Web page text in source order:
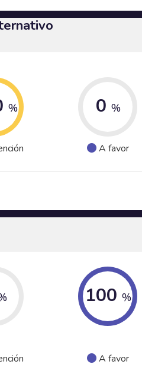
% 0 %
A favor
100 %
A favor